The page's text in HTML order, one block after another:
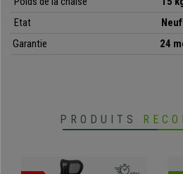
Etat
Garantie
24
PRODUITS